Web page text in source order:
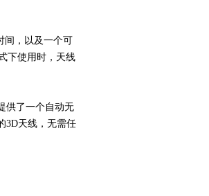
间，以及一个可
下使用时，天线
供了一个自动无
3D天线，无需任